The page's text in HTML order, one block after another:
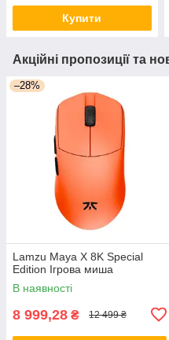
Купити
Акційні пропозиції та
–28%
Lamzu Maya X 8K Special
Edition Ігрова миша
В наявності
8 999,28 ₴ 12 499 ₴